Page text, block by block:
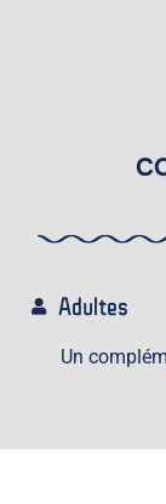
Adultes
Un